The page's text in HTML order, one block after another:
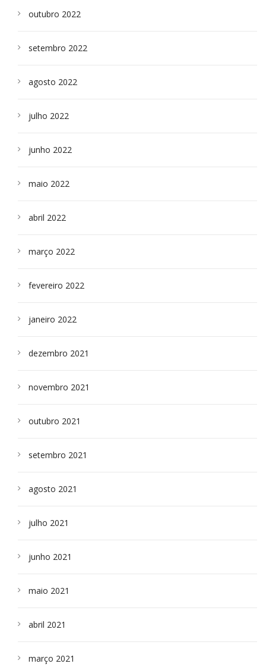
outubro 2022
setembro 2022
agosto 2022
julho 2022
junho 2022
maio 2022
abril 2022
março 2022
fevereiro 2022
janeiro 2022
dezembro 2021
novembro 2021
outubro 2021
setembro 2021
agosto 2021
julho 2021
junho 2021
maio 2021
abril 2021
março 2021